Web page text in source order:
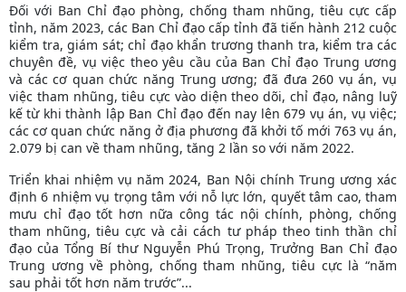
Đối với Ban Chỉ đạo phòng, chống tham nhũng, tiêu cực cấp
tỉnh, năm 2023, các Ban Chỉ đạo cấp tỉnh đã tiến hành 212 cuộc
kiểm tra, giám sát; chỉ đạo khẩn trương thanh tra, kiểm tra các
chuyên đề, vụ việc theo yêu cầu của Ban Chỉ đạo Trung ương
và các cơ quan chức năng Trung ương; đã đưa 260 vụ án, vụ
việc tham nhũng, tiêu cực vào diện theo dõi, chỉ đạo, nâng luỹ
kế từ khi thành lập Ban Chỉ đạo đến nay lên 679 vụ án, vụ việc;
các cơ quan chức năng ở địa phương đã khởi tố mới 763 vụ án,
2.079 bị can về tham nhũng, tăng 2 lần so với năm 2022.
Triển khai nhiệm vụ năm 2024, Ban Nội chính Trung ương xác
định 6 nhiệm vụ trọng tâm với nỗ lực lớn, quyết tâm cao, tham
mưu chỉ đạo tốt hơn nữa công tác nội chính, phòng, chống
tham nhũng, tiêu cực và cải cách tư pháp theo tinh thần chỉ
đạo của Tổng Bí thư Nguyễn Phú Trọng, Trưởng Ban Chỉ đạo
Trung ương về phòng, chống tham nhũng, tiêu cực là “năm
sau phải tốt hơn năm trước”...